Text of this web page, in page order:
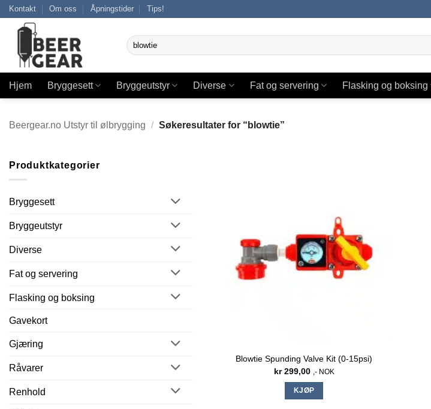
SkipKontakt Om oss Åpningstider Tips!
Søk
etter:
Hjem Bryggesett Bryggeutstyr Diverse Fat og servering Flasking og boksing
Beergear.no Utstyr til ølbrygging / Søkeresultater for “blowtie”
Produktkategorier
Bryggesett
Bryggeutstyr
Diverse
Fat og servering
Flasking og boksing
Gavekort
Gjæring
Råvarer
Renhold
Blowtie Spunding Valve Kit (0-15psi)
kr299,00 ,- NOK
KJØP